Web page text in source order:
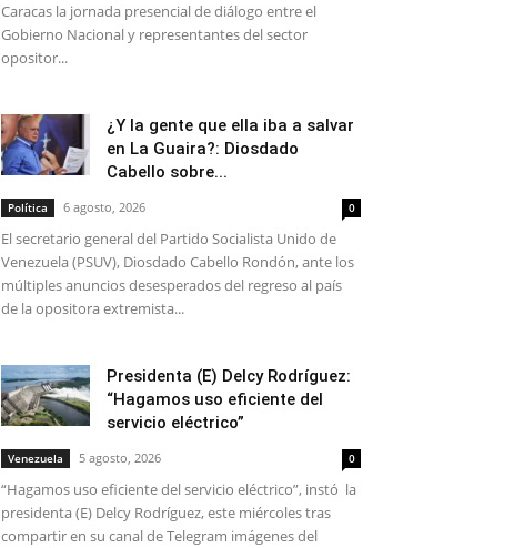
Caracas la jornada presencial de diálogo entre el
Gobierno Nacional y representantes del sector
opositor...
¿Y la gente que ella iba a salvar
en La Guaira?: Diosdado
Cabello sobre...
Política 6 agosto, 2026 0
El secretario general del Partido Socialista Unido de
Venezuela (PSUV), Diosdado Cabello Rondón, ante los
múltiples anuncios desesperados del regreso al país
de la opositora extremista...
Presidenta (E) Delcy Rodríguez:
“Hagamos uso eficiente del
servicio eléctrico”
Venezuela 5 agosto, 2026 0
“Hagamos uso eficiente del servicio eléctrico”, instó la
presidenta (E) Delcy Rodríguez, este miércoles tras
compartir en su canal de Telegram imágenes del